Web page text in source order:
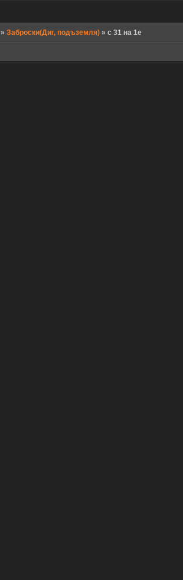
»Заброски(Диг, подъземля) »с 31 на 1е